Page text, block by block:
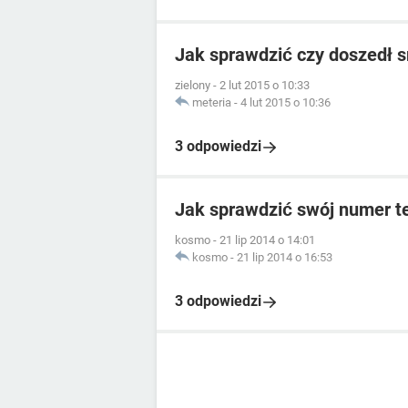
Jak sprawdzić czy doszedł
zielony - 2 lut 2015 o 10:33
meteria - 4 lut 2015 o 10:36
3 odpowiedzi
Jak sprawdzić swój numer
kosmo - 21 lip 2014 o 14:01
kosmo - 21 lip 2014 o 16:53
3 odpowiedzi